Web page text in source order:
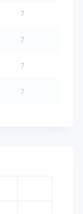
7
7
7
7